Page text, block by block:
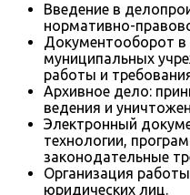
Введение в
нормативно-
Документооборот в
муниципальных
работы и
Архивное дело:
ведения и
Электронный
технологии,
законодательные
Организация
юридических лиц.